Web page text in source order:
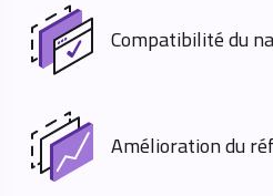
Compatibilité du
Amélioration du